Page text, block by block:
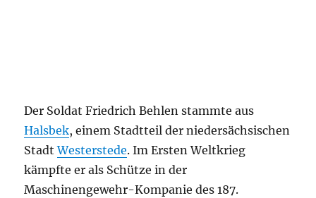
Der Soldat Friedrich Behlen stammte aus
Halsbek, einem Stadtteil der niedersächsischen
StadtWesterstede. Im Ersten Weltkrieg
kämpfte er als Schütze in der
Maschinengewehr-Kompanie des 187.